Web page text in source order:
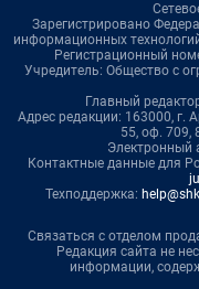
Зарегистрировано
информационных
Регистрационный
Учредитель: Общество с
Главный
Адрес редакции: 163000, г.
55, оф. 709,
Электронный
Контактные данные для
Техподдержка:
Связаться с отделом
Редакция сайта не
информации,